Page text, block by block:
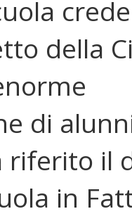
della
di
riferito il
in